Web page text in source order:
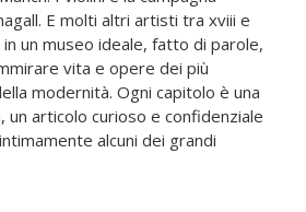
E molti altri artisti tra xviii e
un museo ideale, fatto di parole,
vita e opere dei più
modernità. Ogni capitolo è una
un articolo curioso e confidenziale
alcuni dei grandi